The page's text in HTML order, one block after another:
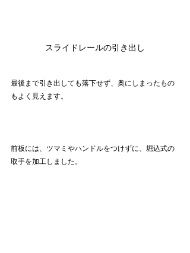
スライドレールの引き出し
最後まで引き出しても落下せず、奥にしまったもの
もよく見えます。
前板には、ツマミやハンドルをつけずに、堀込式の
取手を加工しました。